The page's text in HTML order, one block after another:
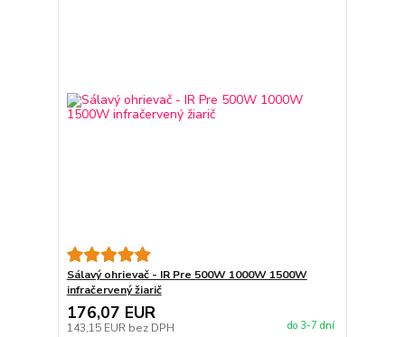
Sálavý ohrievač - IR Pre 500W 1000W 1500W
infračervený žiarič
176,07 EUR
143,15 EUR bez DPH do 3-7 dní